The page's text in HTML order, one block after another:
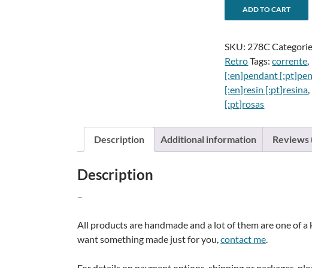
Vintage
pendantPendente
rosas
vintage
quantity
ADD TO CART
r
SKU: 278C
RetroTags:corrente,
[:en]pendant
[:en]resin [:pt]resina,
[:pt]rosas
Description Additional information Reviews
Description
–
All products are handmade and a lot of them are one of a
want something made just for you, contact me